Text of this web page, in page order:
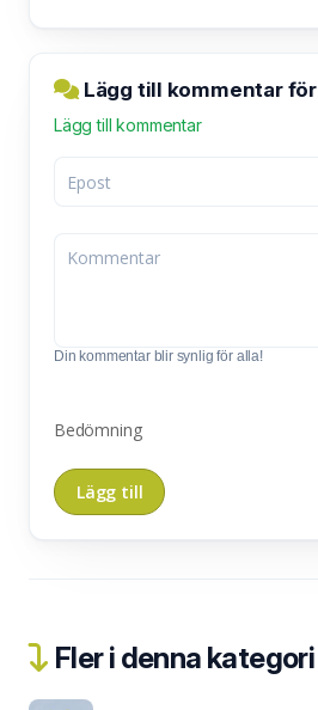
Lägg till kommentar för
Lägg till kommentar
Din kommentar blir synlig för alla!
Bedömning
Fler i denna kategori